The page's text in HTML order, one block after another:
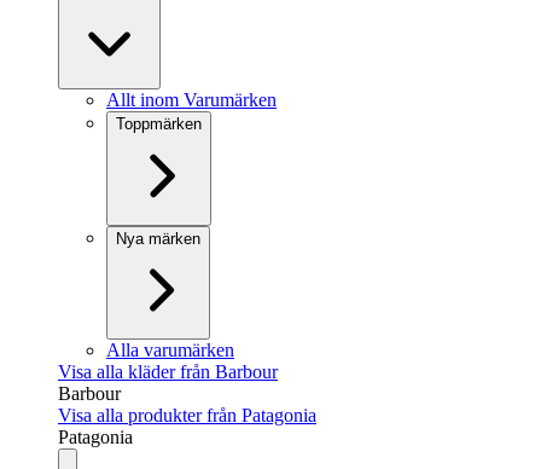
Allt inom Varumärken
Toppmärken
Nya märken
Alla varumärken
Visa alla kläder från Barbour
Barbour
Visa alla produkter från Patagonia
Patagonia